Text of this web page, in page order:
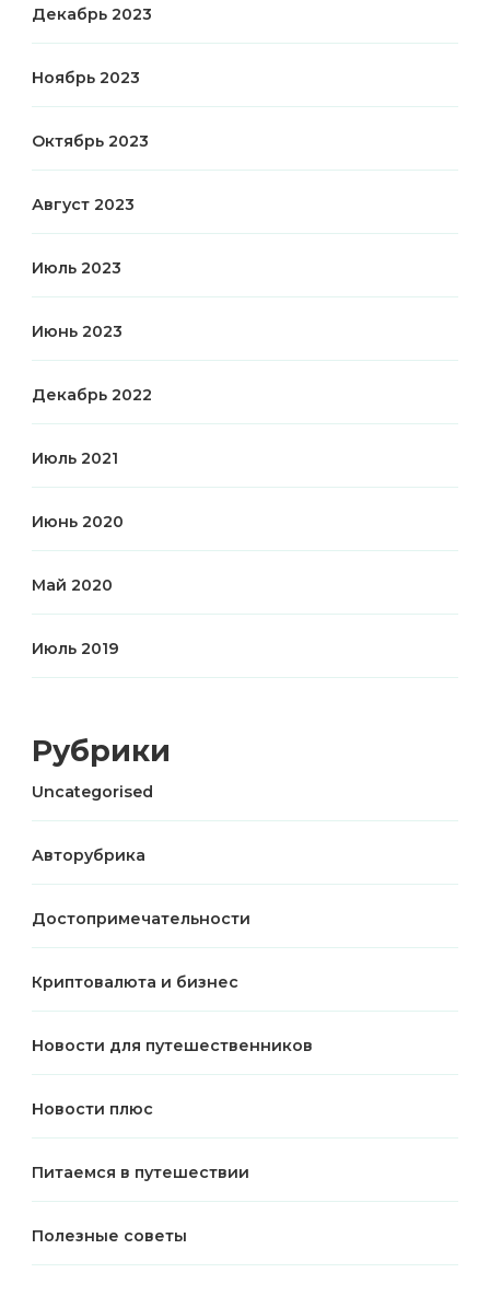
Декабрь 2023
Ноябрь 2023
Октябрь 2023
Август 2023
Июль 2023
Июнь 2023
Декабрь 2022
Июль 2021
Июнь 2020
Май 2020
Июль 2019
Рубрики
Uncategorised
Авторубрика
Достопримечательности
Криптовалюта и бизнес
Новости для путешественников
Новости плюс
Питаемся в путешествии
Полезные советы